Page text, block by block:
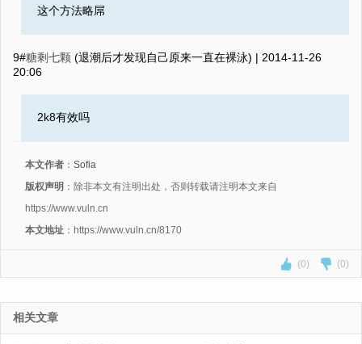
这个方法略屌
9#糖剩七颗 (退潮后才发现自己原来一直在裸泳) | 2014-11-26
20:06
2k8有效吗
本文作者 ： Sofia
版权声明 ：除非本文有注明出处，否则转载请注明本文来自
https://www.vuln.cn
本文地址 ：https://www.vuln.cn/8170
(0) (0)
相关文章